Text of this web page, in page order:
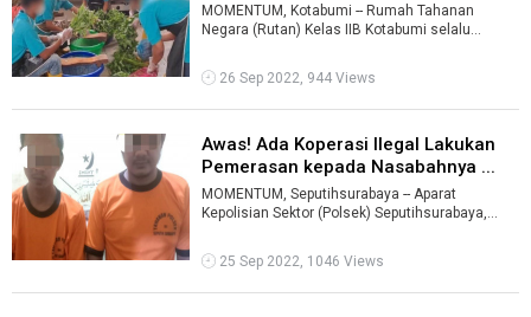
MOMENTUM, Kotabumi -- Rumah Tahanan
Negara (Rutan) Kelas IIB Kotabumi selalu
atau n ...
26 Sep 2022, 944 Views
Awas! Ada Koperasi Ilegal Lakukan
Pemerasan kepada Nasabahnya ...
MOMENTUM, Seputihsurabaya -- Aparat
Kepolisian Sektor (Polsek) Seputihsurabaya,
dug ...
25 Sep 2022, 1046 Views